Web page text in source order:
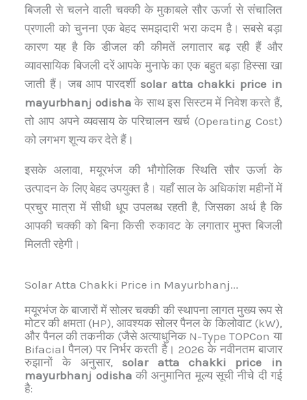
बिजली से चलने वाली चक्की के मुकाबले सौर ऊर्जा से संचालित
प्रणाली को चुनना एक बेहद समझदारी भरा कदम है। सबसे बड़ा
कारण यह है कि डीजल की कीमतें लगातार बढ़ रही हैं और
व्यावसायिक बिजली दरें आपके मुनाफे का एक बहुत बड़ा हिस्सा खा
जाती हैं। जब आप पारदर्शी solar atta chakki price in
mayurbhanj odisha के साथ इस सिस्टम में निवेश करते हैं,
तो आप अपने व्यवसाय के परिचालन खर्च (Operating Cost)
को लगभग शून्य कर देते हैं।
इसके अलावा, मयूरभंज की भौगोलिक स्थिति सौर ऊर्जा के
उत्पादन के लिए बेहद उपयुक्त है। यहाँ साल के अधिकांश महीनों में
प्रचुर मात्रा में सीधी धूप उपलब्ध रहती है, जिसका अर्थ है कि
आपकी चक्की को बिना किसी रुकावट के लगातार मुफ्त बिजली
मिलती रहेगी।
Solar Atta Chakki Price in Mayurbhanj...
मयूरभंज के बाजारों में सोलर चक्की की स्थापना लागत मुख्य रूप से
मोटर की क्षमता (HP), आवश्यक सोलर पैनल के किलोवाट (kW),
और पैनल की तकनीक (जैसे अत्याधुनिक N-Type TOPCon या
Bifacial पैनल) पर निर्भर करती है। 2026 के नवीनतम बाजार
रुझानों के अनुसार,solar atta chakki price in
mayurbhanj odisha की अनुमानित मूल्य सूची नीचे दी गई
है: